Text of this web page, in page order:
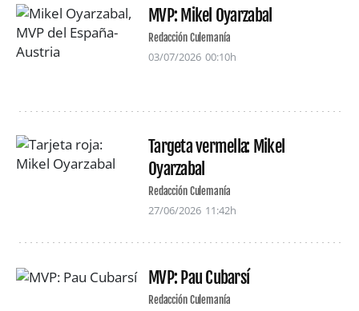
MVP: Mikel Oyarzabal
Redacción Culemanía
03/07/2026 00:10h
Targeta vermella: Mikel
Oyarzabal
Redacción Culemanía
27/06/2026 11:42h
MVP: Pau Cubarsí
Redacción Culemanía